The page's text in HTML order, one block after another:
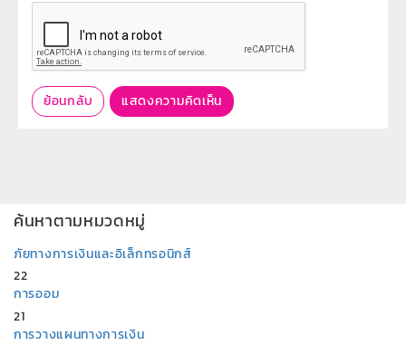
ย้อนกลับ แสดงความคิดเห็น
ค้นหาตามหมวดหมู่
ภัยทางการเงินและอิเล็กทรอนิกส์
22
การออม
21
การวางแผนทางการเงิน